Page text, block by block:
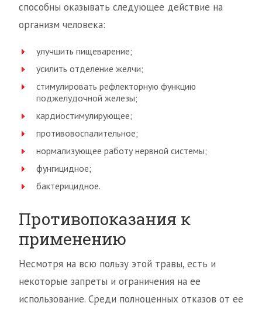
способны оказывать следующее действие на
организм человека:
улучшить пищеварение;
усилить отделение желчи;
стимулировать рефлекторную функцию
поджелудочной железы;
кардиостимулирующее;
противовоспалительное;
нормализующее работу нервной системы;
фунгицидное;
бактерицидное.
Противопоказания к
применению
Несмотря на всю пользу этой травы, есть и
некоторые запреты и ограничения на ее
использование. Среди полноценных отказов от ее